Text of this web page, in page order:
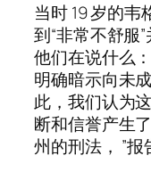
当时 19 岁的
到“非常不舒服
他们在说什么
明确暗示向未
此，我们认为
断和信誉产生
州的刑法， ”报